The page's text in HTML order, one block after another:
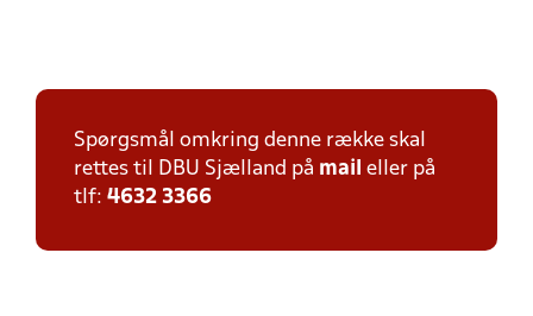
Spørgsmål omkring denne række skal
rettes til DBU Sjælland på mail eller på
tlf: 4632 3366